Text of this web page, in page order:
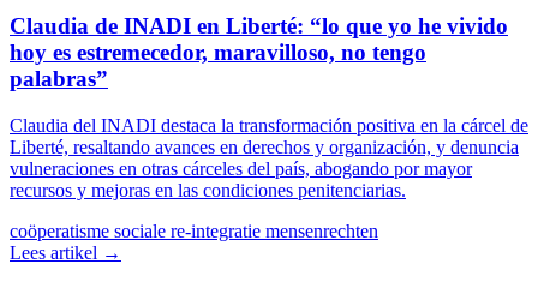
Claudia de INADI en Liberté: “lo que yo he vivido
hoy es estremecedor, maravilloso, no tengo
palabras”
Claudia del INADI destaca la transformación positiva en la cárcel de
Liberté, resaltando avances en derechos y organización, y denuncia
vulneraciones en otras cárceles del país, abogando por mayor
recursos y mejoras en las condiciones penitenciarias.
coöperatisme sociale re-integratie mensenrechten
Lees artikel →